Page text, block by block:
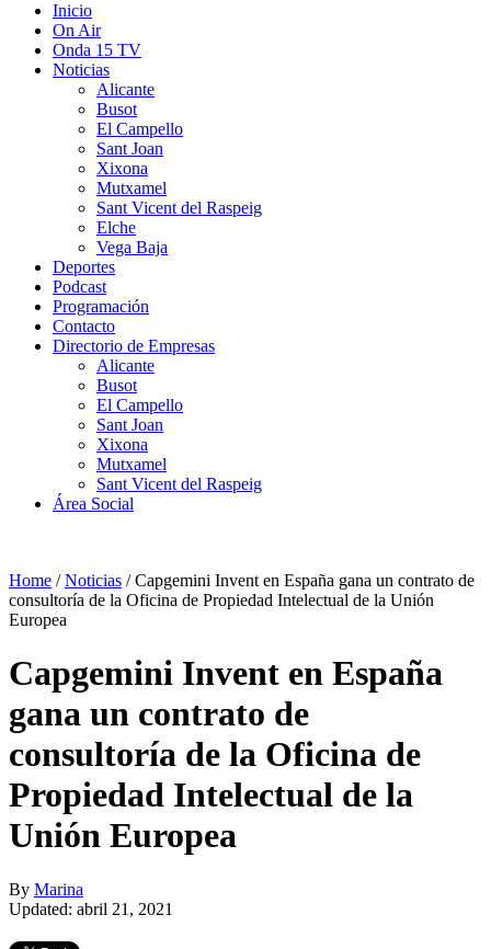
Inicio
On Air
Onda 15 TV
Noticias
Alicante
Busot
El Campello
Sant Joan
Xixona
Mutxamel
Sant Vicent del Raspeig
Elche
Vega Baja
Deportes
Podcast
Programación
Contacto
Directorio de Empresas
Alicante
Busot
El Campello
Sant Joan
Xixona
Mutxamel
Sant Vicent del Raspeig
Área Social
Home /Noticias /Capgemini Invent en España gana un contrato de
consultoría de la Oficina de Propiedad Intelectual de la Unión
Europea
Capgemini Invent en España
gana un contrato de
consultoría de la Oficina de
Propiedad Intelectual de la
Unión Europea
By Marina
Updated: abril 21, 2021